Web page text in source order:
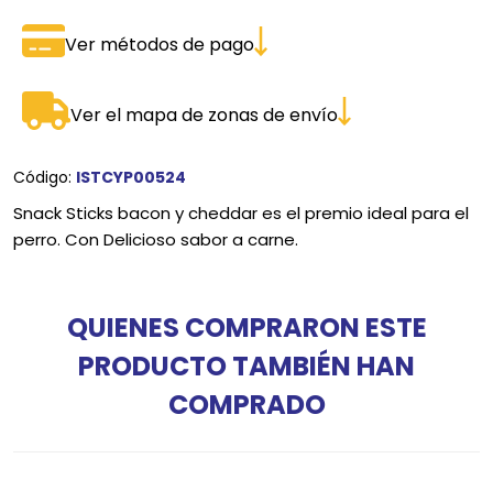
Ver métodos de pago
Ver el mapa de zonas de envío
Código: ISTCYP00524
Snack Sticks bacon y cheddar es el premio ideal para el
perro. Con Delicioso sabor a carne.
QUIENES COMPRARON ESTE
PRODUCTO TAMBIÉN HAN
COMPRADO